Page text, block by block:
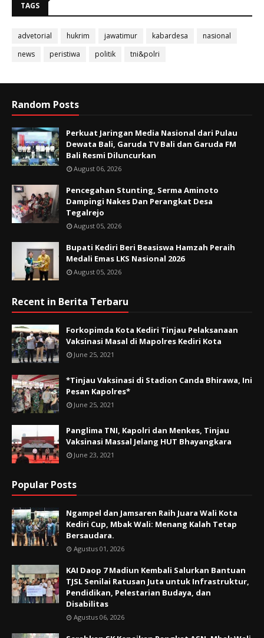
TAGS
advetorial hukrim jawatimur kabardesa
nasional
news
peristiwa politik tni&polri
Random Posts
Perkuat Jaringan Media Nasional dari Pulau
Dewata Bali, Garuda TV Bali dan Garuda FM
Bali Resmi Diluncurkan
August 06, 2026
Pencegahan Stunting, Serma Aminoto
Dampingi Nakes Dan Perangkat Desa
Tegalrejo
August 05, 2026
Bupati Kediri Beri Beasiswa Hamzah Peraih
Medali Emas LKS Nasional 2026
August 05, 2026
Recent in Berita Terbaru
Forkopimda Kota Kediri Tinjau Pelaksanaan
Vaksinasi Masal di Mapolres Kediri Kota
June 25, 2021
*Tinjau Vaksinasi di Stadion Canda Bhirawa, Ini
Pesan Kapolres*
June 25, 2021
Panglima TNI, Kapolri dan Menkes, Tinjau
Vaksinasi Massal Jelang HUT Bhayangkara
June 23, 2021
Popular Posts
Ngampel dan Jamsaren Raih Juara Wali Kota
Kediri Cup, Mbak Wali: Menang Kalah Tetap
Bersaudara.
Agustus 01, 2026
KAI Daop 7 Madiun Kembali Salurkan Bantuan
TJSL Senilai Ratusan Juta untuk Infrastruktur,
Pendidikan, Pelestarian Budaya, dan
Disabilitas
Agustus 06, 2026